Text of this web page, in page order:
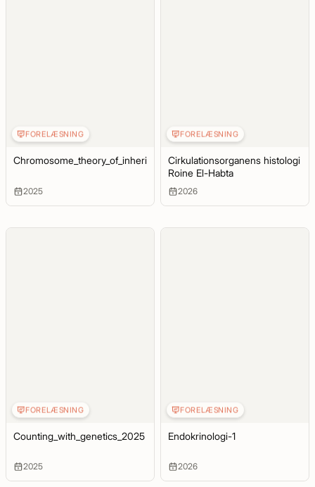
FORELÆSNING
Chromosome_theory_of_inheritance_2025
2025
FORELÆSNING
Cirkulationsorganens histologi
Roine El-Habta
2026
FORELÆSNING
Counting_with_genetics_2025
2025
FORELÆSNING
Endokrinologi-1
2026